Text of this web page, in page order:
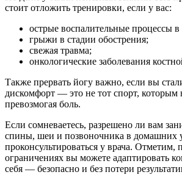
стоит отложить тренировки, если у вас:
острые воспалительные процессы
грыжи в стадии обострения;
свежая травма;
онкологические заболевания
Также прервать йогу важно, если вы
дискомфорт — это не тот спорт, которым
превозмогая боль.
Если сомневаетесь, разрешено ли вам
спины, шеи и позвоночника в домашних
проконсультироваться у врача. Отметим,
ограничениях вы можете адаптировать
себя — безопасно и без потери